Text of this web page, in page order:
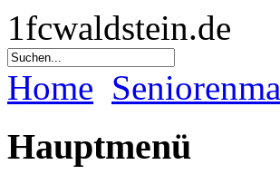
1fcwaldstein.de
Home
Hauptmenü